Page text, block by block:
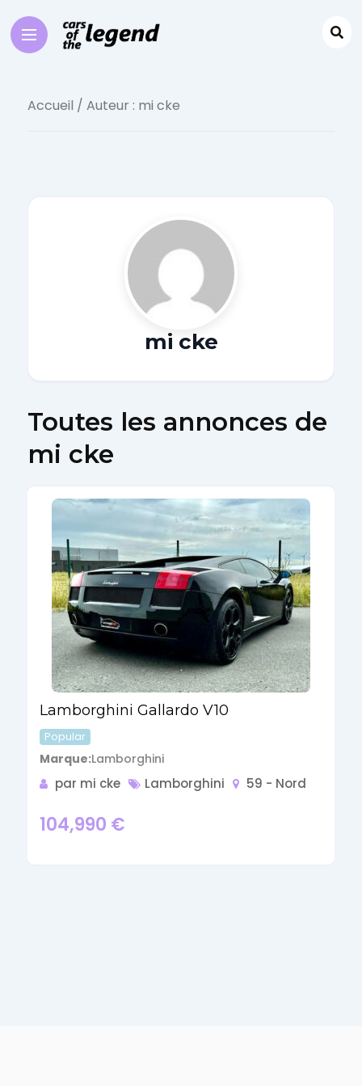
Accueil / Auteur : mi cke
mi cke
Toutes les annonces de
mi cke
Lamborghini Gallardo V10
Popular
Marque Lamborghini
par mi cke Lamborghini 59 - Nord
104,990 €